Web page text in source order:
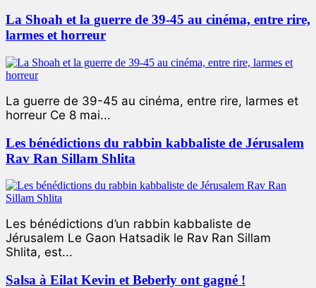
La Shoah et la guerre de 39-45 au cinéma, entre rire,
larmes et horreur
La guerre de 39-45 au cinéma, entre rire, larmes et
horreur Ce 8 mai...
Les bénédictions du rabbin kabbaliste de Jérusalem
Rav Ran Sillam Shlita
Les bénédictions d’un rabbin kabbaliste de
Jérusalem Le Gaon Hatsadik le Rav Ran Sillam
Shlita, est...
Salsa à Eilat Kevin et Beberly ont gagné !